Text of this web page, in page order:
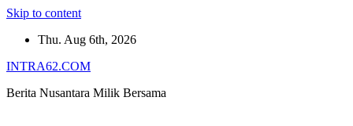
Skip to content
Thu. Aug 6th, 2026
INTRA62.COM
Berita Nusantara Milik Bersama